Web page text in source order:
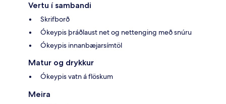
Vertu í sambandi
Skrifborð
Ókeypis þráðlaust net og nettenging með snúru
Ókeypis innanbæjarsímtöl
Matur og drykkur
Ókeypis vatn á flöskum
Meira